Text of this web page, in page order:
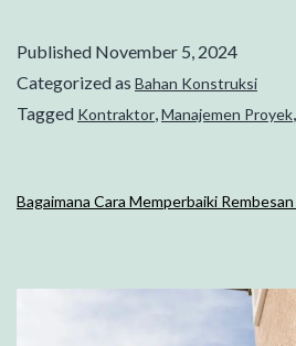
Published November 5, 2024
Categorized as Bahan Konstruksi
Tagged Kontraktor,Manajemen Proyek,
Bagaimana Cara Memperbaiki